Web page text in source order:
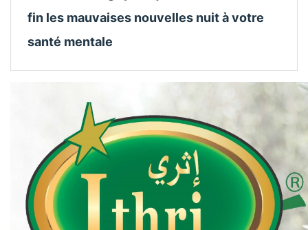
fin les mauvaises nouvelles nuit à votre
santé mentale